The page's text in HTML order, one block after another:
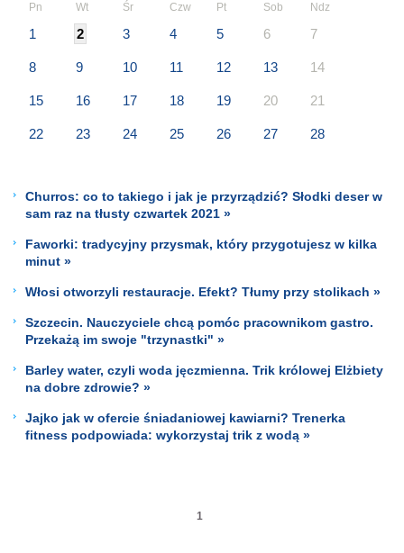
Pn Wt Śr Czw Pt Sob Ndz
1 2 3 4 5 6 7
8 9 10 11 12 13 14
15 16 17 18 19 20 21
22 23 24 25 26 27 28
Churros: co to takiego i jak je przyrządzić? Słodki deser w
sam raz na tłusty czwartek 2021 »
Faworki: tradycyjny przysmak, który przygotujesz w kilka
minut »
Włosi otworzyli restauracje. Efekt? Tłumy przy stolikach »
Szczecin. Nauczyciele chcą pomóc pracownikom gastro.
Przekażą im swoje "trzynastki" »
Barley water, czyli woda jęczmienna. Trik królowej Elżbiety
na dobre zdrowie? »
Jajko jak w ofercie śniadaniowej kawiarni? Trenerka
fitness podpowiada: wykorzystaj trik z wodą »
1